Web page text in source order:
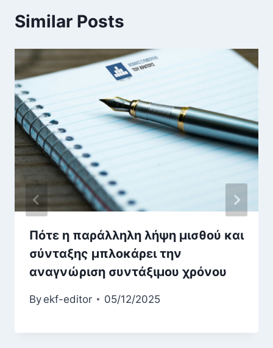
Similar Posts
Πότε η παράλληλη λήψη μισθού και
σύνταξης μπλοκάρει την
αναγνώριση συντάξιμου χρόνου
By ekf-editor 05/12/2025